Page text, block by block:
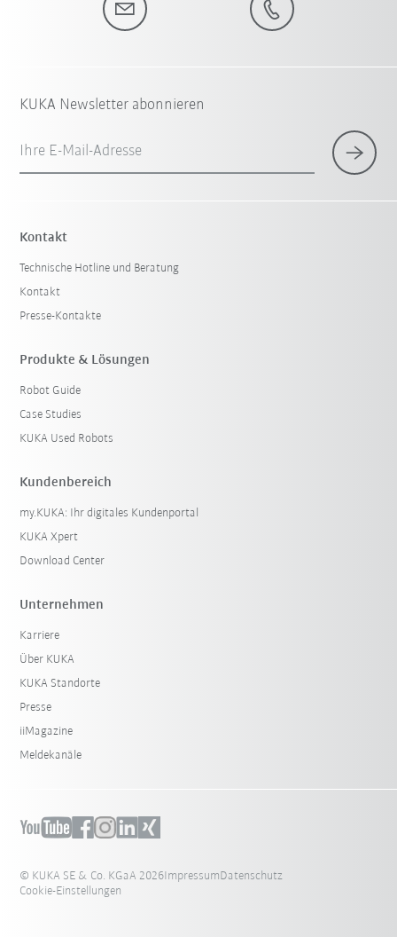
KUKA Newsletter abonnieren
Ihre E-Mail-Adresse
Kontakt
Technische Hotline und Beratung
Kontakt
Presse-Kontakte
Produkte & Lösungen
Robot Guide
Case Studies
KUKA Used Robots
Kundenbereich
my.KUKA: Ihr digitales Kundenportal
KUKA Xpert
Download Center
Unternehmen
Karriere
Über KUKA
KUKA Standorte
Presse
iiMagazine
Meldekanäle
© KUKA SE & Co. KGaA 2026ImpressumDatenschutz
Cookie-Einstellungen